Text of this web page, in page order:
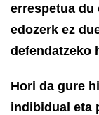
errespetua du
edozerk ez
defendatzeko
Hori da gure
indibidual eta